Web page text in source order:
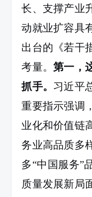
长、支撑产业
动就业扩容具
出台的《若干
考量。第一，
抓手。 习近平
重要指示强调
业化和价值链
务业高品质多
多“中国服务”
质量发展新局